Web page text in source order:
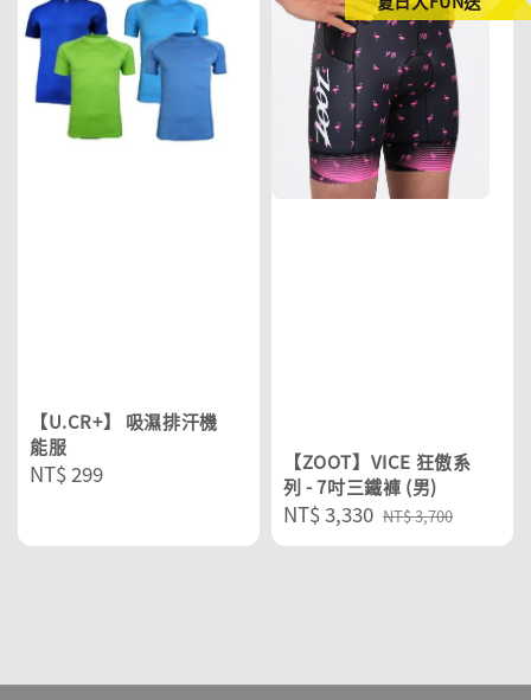
【U.CR+】 吸濕排汗機
能服
Regular
NT$ 299
【ZOOT】VICE 狂傲系
列 - 7吋三鐵褲 (男)
Sale
price
NT$ 3,330 Regular
price
NT$ 3,700